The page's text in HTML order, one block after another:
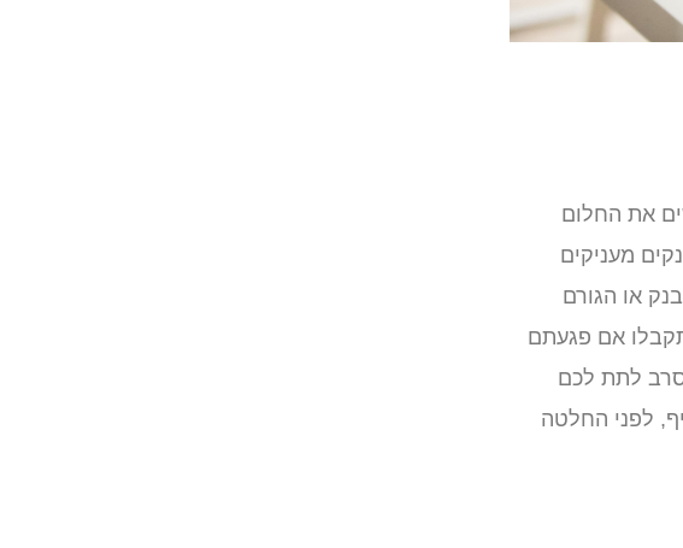
את החלום
מעניקים
או הגורם
אם פגעתם
לתת לכם
לפני החלטה